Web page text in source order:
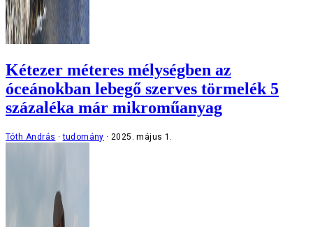
Kétezer méteres mélységben az
óceánokban lebegő szerves törmelék 5
százaléka már mikroműanyag
Tóth András tudomány 2025. május 1.